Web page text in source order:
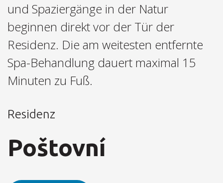
und Spaziergänge in der Natur
beginnen direkt vor der Tür der
Residenz. Die am weitesten entfernte
Spa-Behandlung dauert maximal 15
Minuten zu Fuß.
Residenz
Poštovní